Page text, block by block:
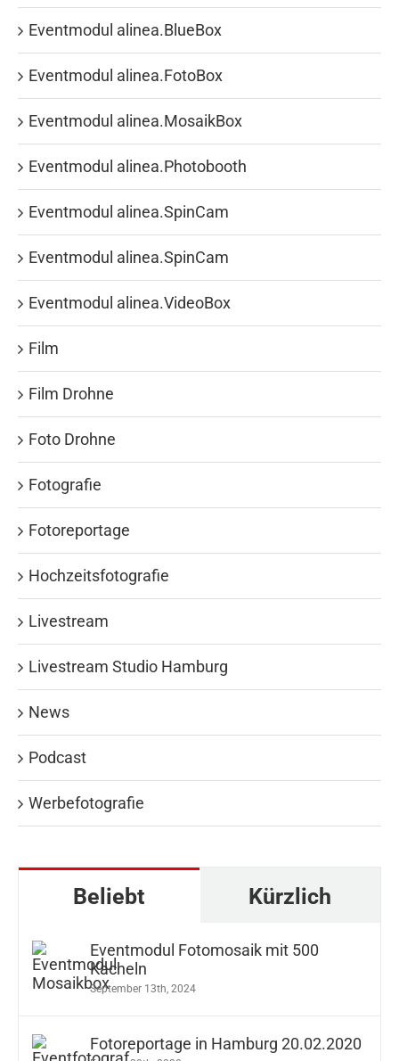
Eventmodul alinea.BlueBox
Eventmodul alinea.FotoBox
Eventmodul alinea.MosaikBox
Eventmodul alinea.Photobooth
Eventmodul alinea.SpinCam
Eventmodul alinea.SpinCam
Eventmodul alinea.VideoBox
Film
Film Drohne
Foto Drohne
Fotografie
Fotoreportage
Hochzeitsfotografie
Livestream
Livestream Studio Hamburg
News
Podcast
Werbefotografie
Beliebt Kürzlich
Eventmodul Fotomosaik mit 500
Kacheln
September 13th, 2024
Fotoreportage in Hamburg 20.02.2020